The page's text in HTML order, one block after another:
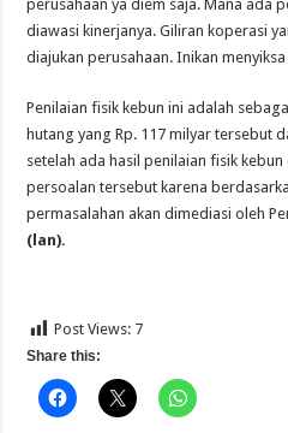
perusahaan ya diem saja. Mana ada
diawasi kinerjanya. Giliran koperasi
diajukan perusahaan. Inikan
Penilaian fisik kebun ini adalah
hutang yang Rp. 117 milyar tersebut
setelah ada hasil penilaian fisik
persoalan tersebut karena
permasalahan akan dimediasi oleh
(lan).
Post Views: 7
Share this: